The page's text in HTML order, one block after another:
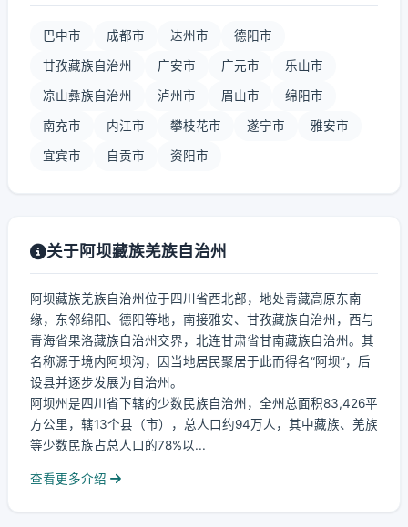
巴中市 成都市 达州市 德阳市
甘孜藏族自治州 广安市 广元市 乐山市
凉山彝族自治州 泸州市 眉山市 绵阳市
南充市 内江市 攀枝花市 遂宁市 雅安市
宜宾市 自贡市 资阳市
关于阿坝藏族羌族自治州
阿坝藏族羌族自治州位于四川省西北部，地处青藏高原东南
缘，东邻绵阳、德阳等地，南接雅安、甘孜藏族自治州，西与
青海省果洛藏族自治州交界，北连甘肃省甘南藏族自治州。其
名称源于境内阿坝沟，因当地居民聚居于此而得名“阿坝”，后
设县并逐步发展为自治州。
阿坝州是四川省下辖的少数民族自治州，全州总面积83,426平
方公里，辖13个县（市），总人口约94万人，其中藏族、羌族
等少数民族占总人口的78%以...
查看更多介绍